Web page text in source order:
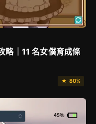
略｜11 名女僕育成條
★ 80%